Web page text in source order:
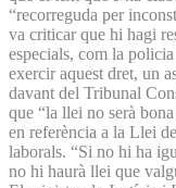
“recorreguda per
va criticar que hi hagi
especials, com la
exercir aquest dret, un
davant del Tribunal
que “la llei no serà
en referència a la Llei
laborals. “Si no hi ha
no hi haurà llei que